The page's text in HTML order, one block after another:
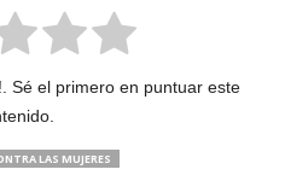
Sé el primero en puntuar este
LAS MUJERES